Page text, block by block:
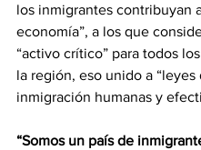
los inmigrantes contribuyan
economía”, a los que
“activo crítico” para todos
la región, eso unido a “leyes
inmigración humanas y
“Somos un país de